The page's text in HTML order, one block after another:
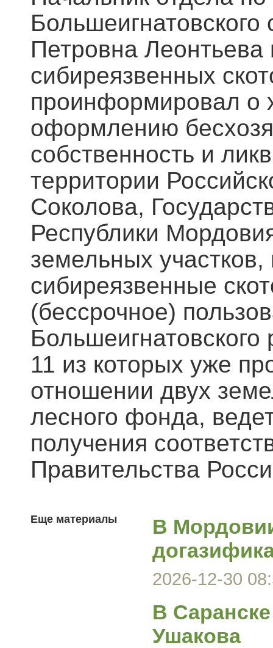
Большеигнатовского
Петровна
сибиреязвенных
проинформировал о
оформлению
собственность и
территории
Соколова,
Республики
земельных
сибиреязвенные
(бессрочное)
11 из которых уже
отношении двух
лесного фонда,
получения
Правительства
Еще материалы
В
2026-12-30
В
Ушакова